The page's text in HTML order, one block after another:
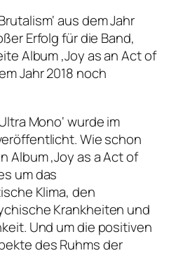
aus dem Jahr
Erfolg für die Band,
Album ‚Joy as an Act of
Jahr 2018 noch
Mono‘ wurde im
Wie schon
Album ‚Joy as a Act of
um das
Klima, den
Krankheiten und
Und um die positiven
des Ruhms der